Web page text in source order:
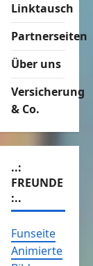
Linktausch
Partnerseiten
Über uns
Versicherung
& Co.
..:
FREUNDE
:..
Funseite
Animierte